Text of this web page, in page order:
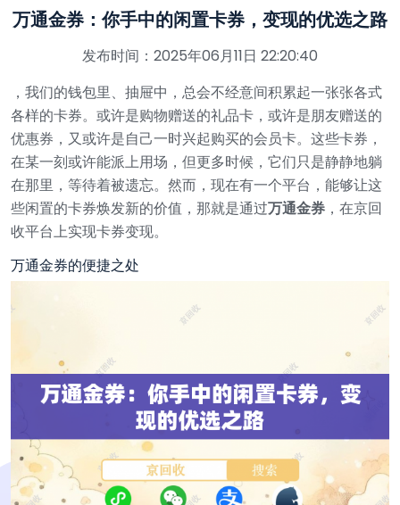
万通金券：你手中的闲置卡券，变现的优选之路
发布时间：2025年06月11日 22:20:40
，我们的钱包里、抽屉中，总会不经意间积累起一张张各式
各样的卡券。或许是购物赠送的礼品卡，或许是朋友赠送的
优惠券，又或许是自己一时兴起购买的会员卡。这些卡券，
在某一刻或许能派上用场，但更多时候，它们只是静静地躺
在那里，等待着被遗忘。然而，现在有一个平台，能够让这
些闲置的卡券焕发新的价值，那就是通过万通金券 ，在京回
收平台上实现卡券变现。
万通金券的便捷之处